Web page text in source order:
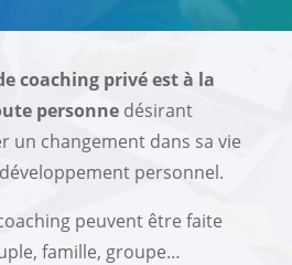
coaching privé est à la
personne désirant
un changement dans sa vie
personnel.
peuvent être faite
famille, groupe…